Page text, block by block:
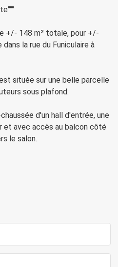
+/- 148 m² totale, pour +/-
la rue du Funiculaire à
située sur une belle parcelle
sous plafond.
d'un hall d'entrée, une
et avec accès au balcon côté
le salon.